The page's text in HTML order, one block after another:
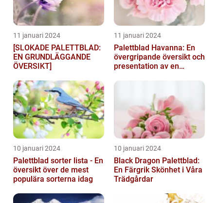
11 januari 2024
[SLOKADE PALETTBLAD:
EN GRUNDLÄGGANDE
ÖVERSIKT]
11 januari 2024
Palettblad Havanna: En
övergripande översikt och
presentation av en
10 januari 2024
Palettblad sorter lista - En
översikt över de mest
populära sorterna idag
10 januari 2024
Black Dragon Palettblad:
En Färgrik Skönhet i Våra
Trädgårdar